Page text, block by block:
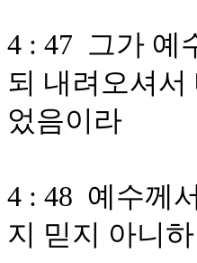
4 : 47 그가 예
되 내려오셔
었음이라
4 : 48 예수께
지 믿지 아니